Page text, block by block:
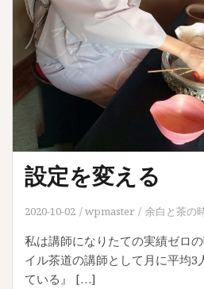
設定を変える
2020-10-02 wpmaster 余白と茶の
私は講師になりたての実績ゼロ
イル茶道の講師として月に平均3
ている』 […]